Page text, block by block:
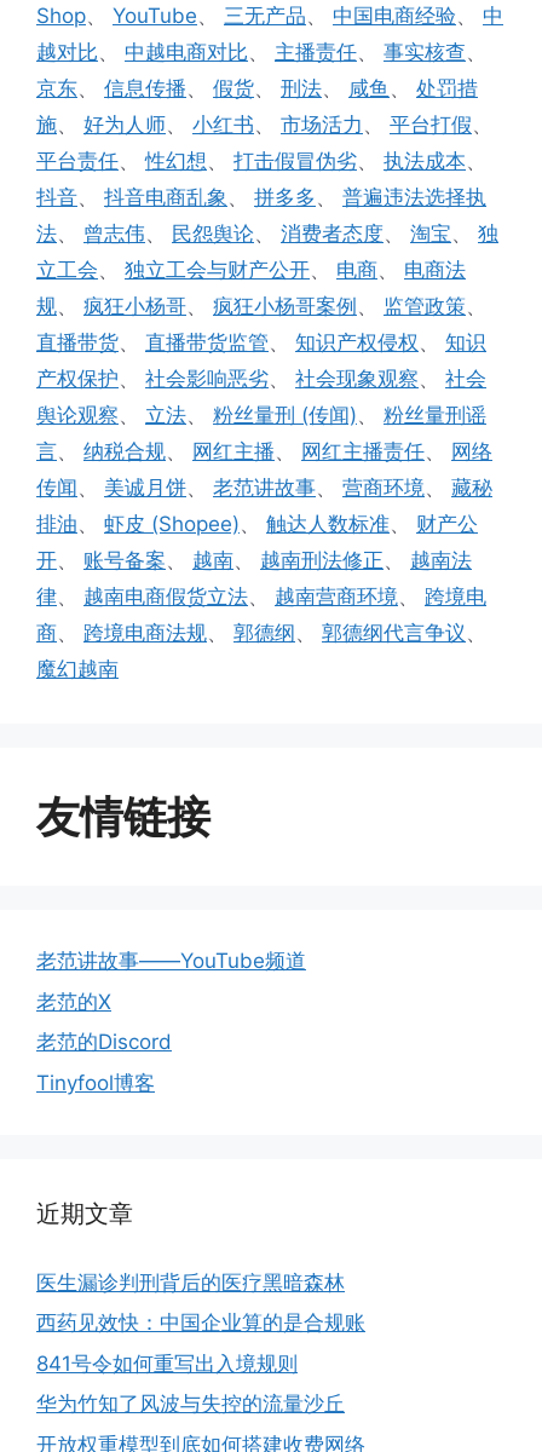
签
Shop、 YouTube、 三无产品、 中国电商经验、 中
越对比、 中越电商对比、 主播责任、 事实核查、
京东、 信息传播、 假货、 刑法、 咸鱼 、 处罚措
施、 好为人师、 小红书、 市场活力 、 平台打假、
平台责任、性幻想、 打击假冒伪劣、 执法成本、
抖音、 抖音电商乱象、 拼多多 、 普遍违法选择执
法、 曾志伟、 民怨舆论、 消费者态度、 淘宝、 独
立工会、 独立工会与财产公开、 电商、 电商法
规、 疯狂小杨哥、 疯狂小杨哥案例 、 监管政策、
直播带货、 直播带货监管、 知识产权侵权 、 知识
产权保护、 社会影响恶劣、 社会现象观察、 社会
舆论观察、 立法、 粉丝量刑 (传闻)、 粉丝量刑谣
言、 纳税合规、 网红主播、 网红主播责任、 网络
传闻、 美诚月饼、 老范讲故事、 营商环境、 藏秘
排油、 虾皮 (Shopee)、 触达人数标准、 财产公
开、 账号备案、 越南、 越南刑法修正、 越南法
律、 越南电商假货立法、 越南营商环境、 跨境电
商、 跨境电商法规、 郭德纲、 郭德纲代言争议 、
魔幻越南
友情链接
老范讲故事——YouTube频道
老范的X
老范的Discord
Tinyfool博客
近期文章
医生漏诊判刑背后的医疗黑暗森林
西药见效快：中国企业算的是合规账
841号令如何重写出入境规则
华为竹知了风波与失控的流量沙丘
开放权重模型到底如何搭建收费网络